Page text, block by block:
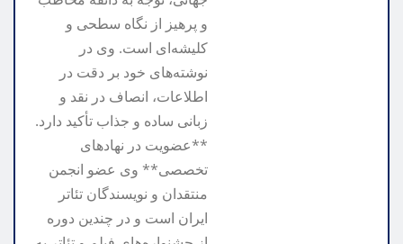
و پرهیز از نگاه سطحی و
کلیشه‌ای است. وی در
نوشته‌های خود بر دقت در
اطلاعات، انصاف در نقد و
زبانی ساده و جذاب تأکید دارد.
**عضویت در نهادهای
تخصصی** وی عضو انجمن
منتقدان و نویسندگان تئاتر
ایران است و در چندین دوره